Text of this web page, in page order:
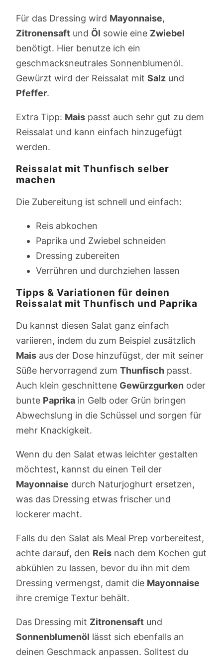
Für das Dressing wird Mayonnaise,
Zitronensaft und Öl sowie eine Zwiebel
benötigt. Hier benutze ich ein
geschmacksneutrales Sonnenblumenöl.
Gewürzt wird der Reissalat mit Salz und
Pfeffer.
Extra Tipp: Mais passt auch sehr gut zu dem
Reissalat und kann einfach hinzugefügt
werden.
Reissalat mit Thunfisch selber
machen
Die Zubereitung ist schnell und einfach:
Reis abkochen
Paprika und Zwiebel schneiden
Dressing zubereiten
Verrühren und durchziehen lassen
Tipps & Variationen für deinen
Reissalat mit Thunfisch und Paprika
Du kannst diesen Salat ganz einfach
variieren, indem du zum Beispiel zusätzlich
Mais aus der Dose hinzufügst, der mit seiner
Süße hervorragend zum Thunfisch passt.
Auch klein geschnittene Gewürzgurken oder
bunte Paprika in Gelb oder Grün bringen
Abwechslung in die Schüssel und sorgen für
mehr Knackigkeit.
Wenn du den Salat etwas leichter gestalten
möchtest, kannst du einen Teil der
Mayonnaise durch Naturjoghurt ersetzen,
was das Dressing etwas frischer und
lockerer macht.
Falls du den Salat als Meal Prep vorbereitest,
achte darauf, den Reis nach dem Kochen gut
abkühlen zu lassen, bevor du ihn mit dem
Dressing vermengst, damit die Mayonnaise
ihre cremige Textur behält.
Das Dressing mit Zitronensaft und
Sonnenblumenöl lässt sich ebenfalls an
deinen Geschmack anpassen. Solltest du